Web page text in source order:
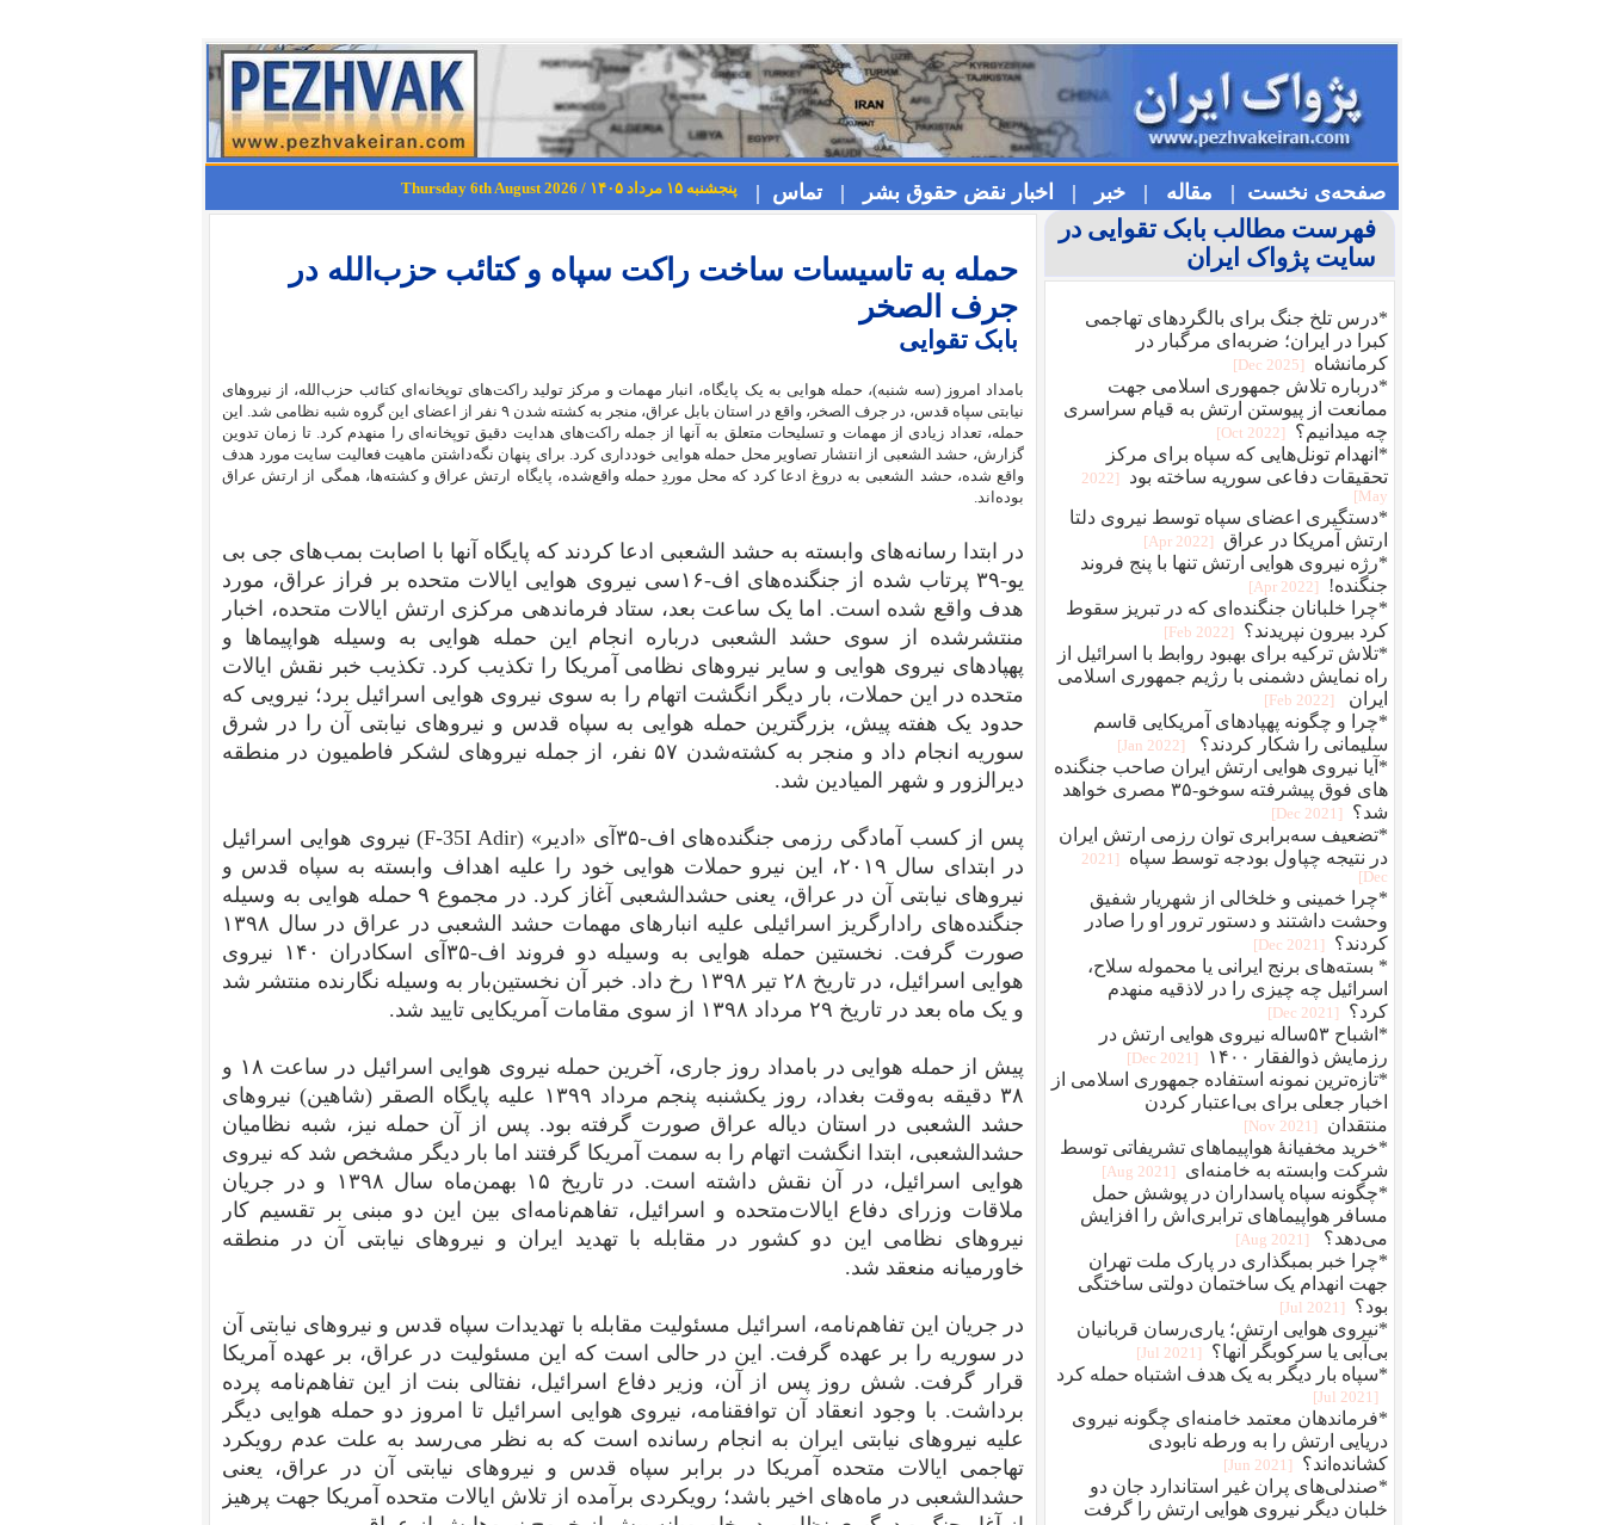
صفحه‌ی نخست | مقاله | خبر | اخبار نقض حقوق بشر | تماس | پنجشنبه ۱۵ مرداد ۱۴۰۵ / Thursday 6th August 2026
حمله به تاسیسات ساخت راکت سپاه و کتائب حزب‌الله در
جرف الصخر
بابک تقوایی
بامداد امروز (سه شنبه)، حمله هوایی به یک پایگاه، انبار مهمات و مرکز تولید راکت‌های توپخانه‌ای کتائب حزب‌الله، از نیروهای
نیابتی سپاه قدس، در جرف الصخر، واقع در استان بابل عراق، منجر به کشته شدن ۹ نفر از اعضای این گروه شبه نظامی شد. این
حمله، تعداد زیادی از مهمات و تسلیحات متعلق به آنها از جمله راکت‌های هدایت دقیق توپخانه‌ای را منهدم کرد. تا زمان تدوین
گزارش، حشد الشعبی از انتشار تصاویر محل حمله هوایی خودداری کرد. برای پنهان نگه‌داشتن ماهیت فعالیت سایت مورد هدف
واقع شده، حشد الشعبی به دروغ ادعا کرد که محل موردِ حمله واقع‌شده، پایگاه ارتش عراق و کشته‌ها، همگی از ارتش عراق
بوده‌اند.
در ابتدا رسانه‌های وابسته به حشد الشعبی ادعا کردند که پایگاه آنها با اصابت بمب‌های جی بی
یو-۳۹ پرتاب شده از جنگنده‌های اف-۱۶سی نیروی هوایی ایالات متحده بر فراز عراق، مورد
هدف واقع شده است. اما یک ساعت بعد، ستاد فرماندهی مرکزی ارتش ایالات متحده، اخبار
منتشرشده از سوی حشد الشعبی درباره انجام این حمله هوایی به وسیله هواپیماها و
پهپادهای نیروی هوایی و سایر نیروهای نظامی آمریکا را تکذیب کرد. تکذیب خبر نقش ایالات
متحده در این حملات، بار دیگر انگشت اتهام را به سوی نیروی هوایی اسرائیل برد؛ نیرویی که
حدود یک هفته پیش، بزرگترین حمله هوایی به سپاه قدس و نیروهای نیابتی آن را در شرق
سوریه انجام داد و منجر به کشته‌شدن ۵۷ نفر، از جمله نیروهای لشکر فاطمیون در منطقه
دیرالزور و شهر المیادین شد.
پس از کسب آمادگی رزمی جنگنده‌های اف-۳۵آی «ادیر» (F-35I Adir) نیروی هوایی اسرائیل
در ابتدای سال ۲۰۱۹، این نیرو حملات هوایی‌ خود را علیه اهداف وابسته به سپاه قدس و
نیروهای نیابتی آن در عراق، یعنی حشدالشعبی آغاز کرد. در مجموع ۹ حمله هوایی به وسیله
جنگنده‌های رادارگریز اسرائیلی علیه انبارهای مهمات حشد الشعبی در عراق در سال ۱۳۹۸
صورت گرفت. نخستین حمله هوایی به وسیله دو فروند اف-۳۵آی اسکادران ۱۴۰ نیروی
هوایی اسرائیل، در تاریخ ۲۸ تیر ۱۳۹۸ رخ داد. خبر آن نخستین‌بار به وسیله نگارنده منتشر شد
و یک ماه بعد در تاریخ ۲۹ مرداد ۱۳۹۸ از سوی مقامات آمریکایی تایید شد.
پیش از حمله هوایی در بامداد روز جاری، آخرین حمله نیروی هوایی اسرائیل در ساعت ۱۸ و
۳۸ دقیقه به‌وقت بغداد، روز یکشنبه پنجم مرداد ۱۳۹۹ علیه پایگاه الصقر (شاهین) نیروهای
حشد الشعبی در استان دیاله عراق صورت گرفته بود. پس از آن حمله نیز، شبه نظامیان
حشدالشعبی، ابتدا انگشت اتهام را به سمت آمریکا گرفتند اما بار دیگر مشخص شد که نیروی
هوایی اسرائیل، در آن نقش داشته است. در تاریخ ۱۵ بهمن‌ماه سال ۱۳۹۸ و در جریان
ملاقات وزرای دفاع ایالات‌متحده و اسرائیل، تفاهم‌نامه‌ای بین این دو مبنی بر تقسیم‌ کار
نیروهای نظامی این دو کشور در مقابله با تهدید ایران و نیروهای نیابتی‌ آن در منطقه
خاورمیانه منعقد شد.
در جریان این تفاهم‌نامه، اسرائیل مسئولیت مقابله با تهدیدات سپاه قدس و نیروهای نیابتی‌ آن
در سوریه را بر عهده گرفت. این در حالی است ‌که این مسئولیت در عراق، بر عهده آمریکا
قرار گرفت. شش روز پس از آن، وزیر دفاع اسرائیل، نفتالی بنت از این تفاهم‌نامه پرده
برداشت. با وجود انعقاد آن توافقنامه، نیروی هوایی اسرائیل تا امروز دو حمله هوایی دیگر
علیه نیروهای نیابتی ایران به انجام رسانده است که به نظر می‌رسد به علت عدم رویکرد
تهاجمی ایالات متحده آمریکا در برابر سپاه قدس و نیروهای نیابتی آن در عراق، یعنی
حشدالشعبی در ماه‌های اخیر باشد؛ رویکردی برآمده از تلاش ایالات متحده آمریکا جهت پرهیز
فهرست مطالب بابک تقوایی در
سایت پژواک ایران
*درس تلخ جنگ برای بالگردهای تهاجمی
کبرا در ایران؛ ضربه‌ای مرگبار در
کرمانشاه
[2025 Dec]
*درباره تلاش جمهوری اسلامی جهت
ممانعت از پیوستن ارتش به قیام سراسری
چه میدانیم؟
[2022 Oct]
*انهدام تونل‌هایی که سپاه برای مرکز
تحقیقات دفاعی سوریه ساخته بود
[2022
May]
*دستگیری اعضای سپاه توسط نیروی دلتا
ارتش آمریکا در عراق
[2022 Apr]
*رژه نیروی هوایی ارتش تنها با پنج فروند
جنگنده!
[2022 Apr]
*چرا خلبانان جنگنده‌ای که در تبریز سقوط
کرد بیرون نپریدند؟
[2022 Feb]
*تلاش ترکیه برای بهبود روابط با اسرائیل از
راه نمایش دشمنی با رژیم جمهوری اسلامی
ایران
[2022 Feb]
*چرا و چگونه پهپادهای آمریکایی قاسم
سلیمانی را شکار کردند؟
[2022 Jan]
*آیا نیروی هوایی ارتش ایران صاحب جنگنده
های فوق پیشرفته سوخو-۳۵ مصری خواهد
شد؟
[2021 Dec]
*تضعیف سه‌برابری توان رزمی ارتش ایران
در نتیجه چپاول بودجه توسط سپاه
[2021
Dec]
*چرا خمینی و خلخالی از شهریار شفیق
وحشت داشتند و دستور ترور او را صادر
کردند؟
[2021 Dec]
* بسته‌های برنج ایرانی یا محموله سلاح،
اسرائیل چه چیزی را در لاذقیه منهدم
کرد؟
[2021 Dec]
*اشباح ۵۳ساله نیروی هوایی ارتش در
رزمایش ذوالفقار ۱۴۰۰
[2021 Dec]
*تازه‌ترین نمونه استفاده جمهوری اسلامی از
اخبار جعلی برای بی‌اعتبار کردن
منتقدان
[2021 Nov]
*خرید مخفیانهٔ هواپیماهای تشریفاتی توسط
شرکت وابسته به خامنه‌ای
[2021 Aug]
*چگونه سپاه پاسداران در پوشش حمل
مسافر هواپیماهای ترابری‌اش را افزایش
می‌دهد؟
[2021 Aug]
*چرا خبر بمبگذاری در پارک ملت تهران
جهت انهدام یک ساختمان دولتی ساختگی
بود؟
[2021 Jul]
*نیروی هوایی ارتش؛ یاری‌رسان قربانیان
بی‌آبی یا سرکوبگر آنها؟
[2021 Jul]
*سپاه بار دیگر به یک هدف اشتباه حمله کرد
[2021 Jul]
*فرماندهان معتمد خامنه‌ای چگونه نیروی
دریایی ارتش را به ورطه نابودی
کشانده‌اند؟
[2021 Jun]
*صندلی‌های پران غیر استاندارد جان دو
خلبان دیگر نیروی هوایی ارتش را گرفت